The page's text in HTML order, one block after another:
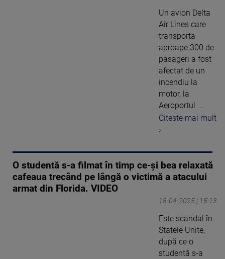
Un avion Delta
Air Lines care
transporta
aproape 300 de
pasageri a fost
afectat de un
incendiu la
motor, la
Aeroportul ...
Citeste mai mult
›
O studentă s-a filmat în timp ce-și bea relaxată
cafeaua trecând pe lângă o victimă a atacului
armat din Florida. VIDEO
18-04-2025 | 15:13
Este scandal în
Statele Unite,
după ce o
studentă s-a